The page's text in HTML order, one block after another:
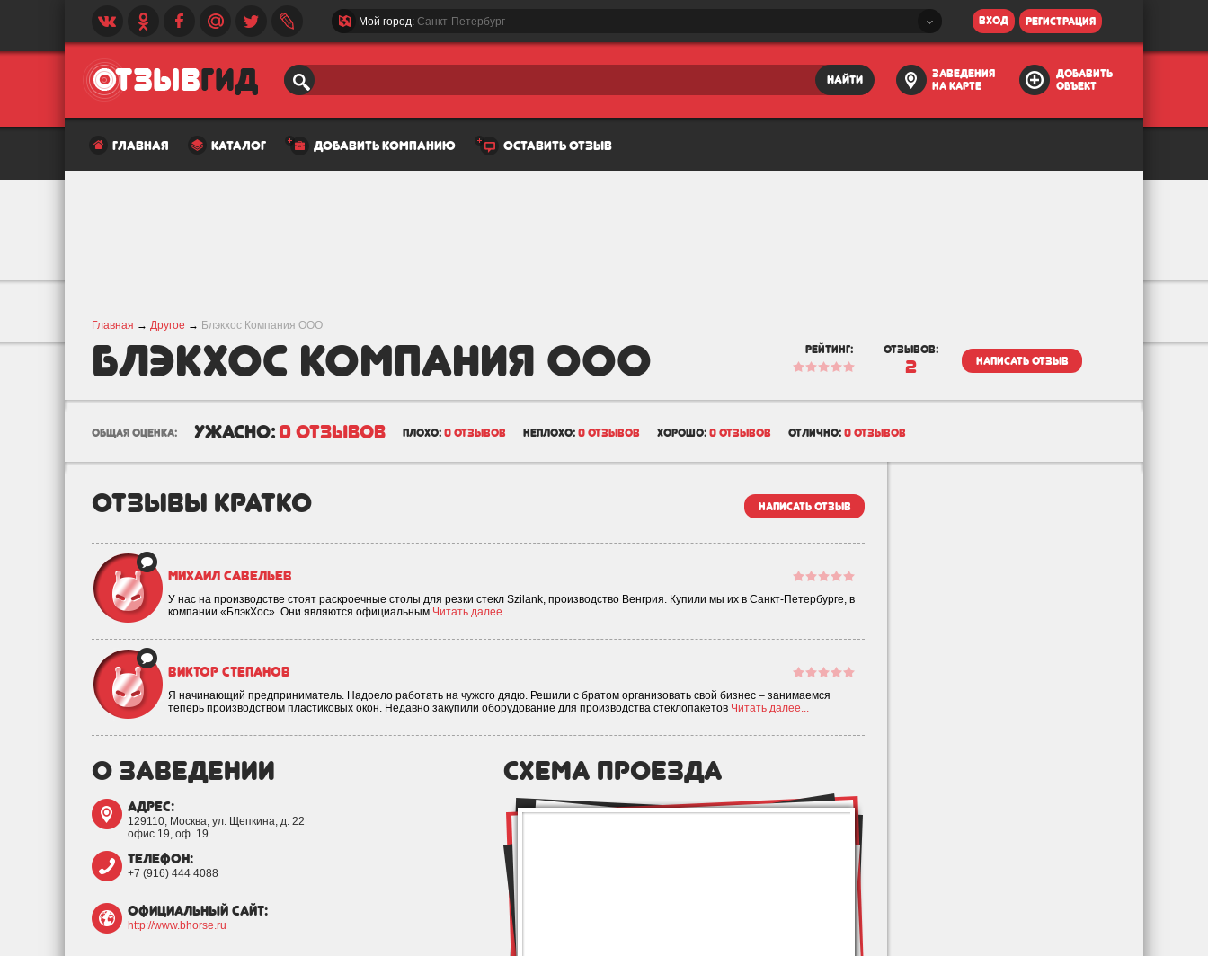
Мой город: Санкт-Петербург вход регистрация
найти
заведения
на карте
добавить
объект
главная каталог добавить компанию оставить отзыв
Главная → Другое → Блэкхос Компания ООО
Блэкхос Компания ООО рейтинг: отзывов:
2 написать отзыв
общая оценка: ужасно: 0 отзывов плохо: 0 отзывов неплохо: 0 отзывов хорошо: 0 отзывов отлично: 0 отзывов
отзывы кратко написать отзыв
Михаил Савельев
У нас на производстве стоят раскроечные столы для резки стекл Szilank, производство Венгрия. Купили мы их в Санкт-Петербурге, в
компании «БлэкХос». Они являются официальным Читать далее...
Виктор Степанов
Я начинающий предприниматель. Надоело работать на чужого дядю. Решили с братом организовать свой бизнес – занимаемся
теперь производством пластиковых окон. Недавно закупили оборудование для производства стеклопакетов Читать далее...
о заведении
адрес:
129110, Москва, ул. Щепкина, д. 22
офис 19, оф. 19
телефон:
+7 (916) 444 4088
официальный сайт:
http://www.bhorse.ru
схема проезда